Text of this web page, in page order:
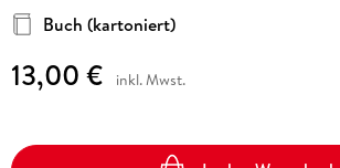
Buch (kartoniert)
13,00 € inkl. Mwst.